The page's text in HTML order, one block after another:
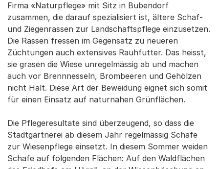
Firma «Naturpflege» mit Sitz in Bubendorf
zusammen, die darauf spezialisiert ist, ältere Schaf-
und Ziegenrassen zur Landschaftspflege einzusetzen.
Die Rassen fressen im Gegensatz zu neueren
Züchtungen auch extensives Rauhfutter. Das heisst,
sie grasen die Wiese unregelmässig ab und machen
auch vor Brennnesseln, Brombeeren und Gehölzen
nicht Halt. Diese Art der Beweidung eignet sich somit
für einen Einsatz auf naturnahen Grünflächen.
Die Pflegeresultate sind überzeugend, so dass die
Stadtgärtnerei ab diesem Jahr regelmässig Schafe
zur Wiesenpflege einsetzt. In diesem Sommer weiden
Schafe auf folgenden Flächen: Auf den Waldflächen